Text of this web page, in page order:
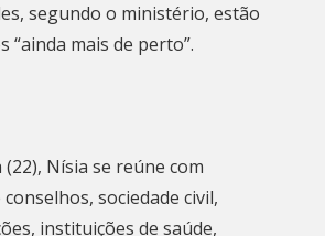
segundo o ministério, estão
mais de perto”.
Nísia se reúne com
sociedade civil,
instituições de saúde,